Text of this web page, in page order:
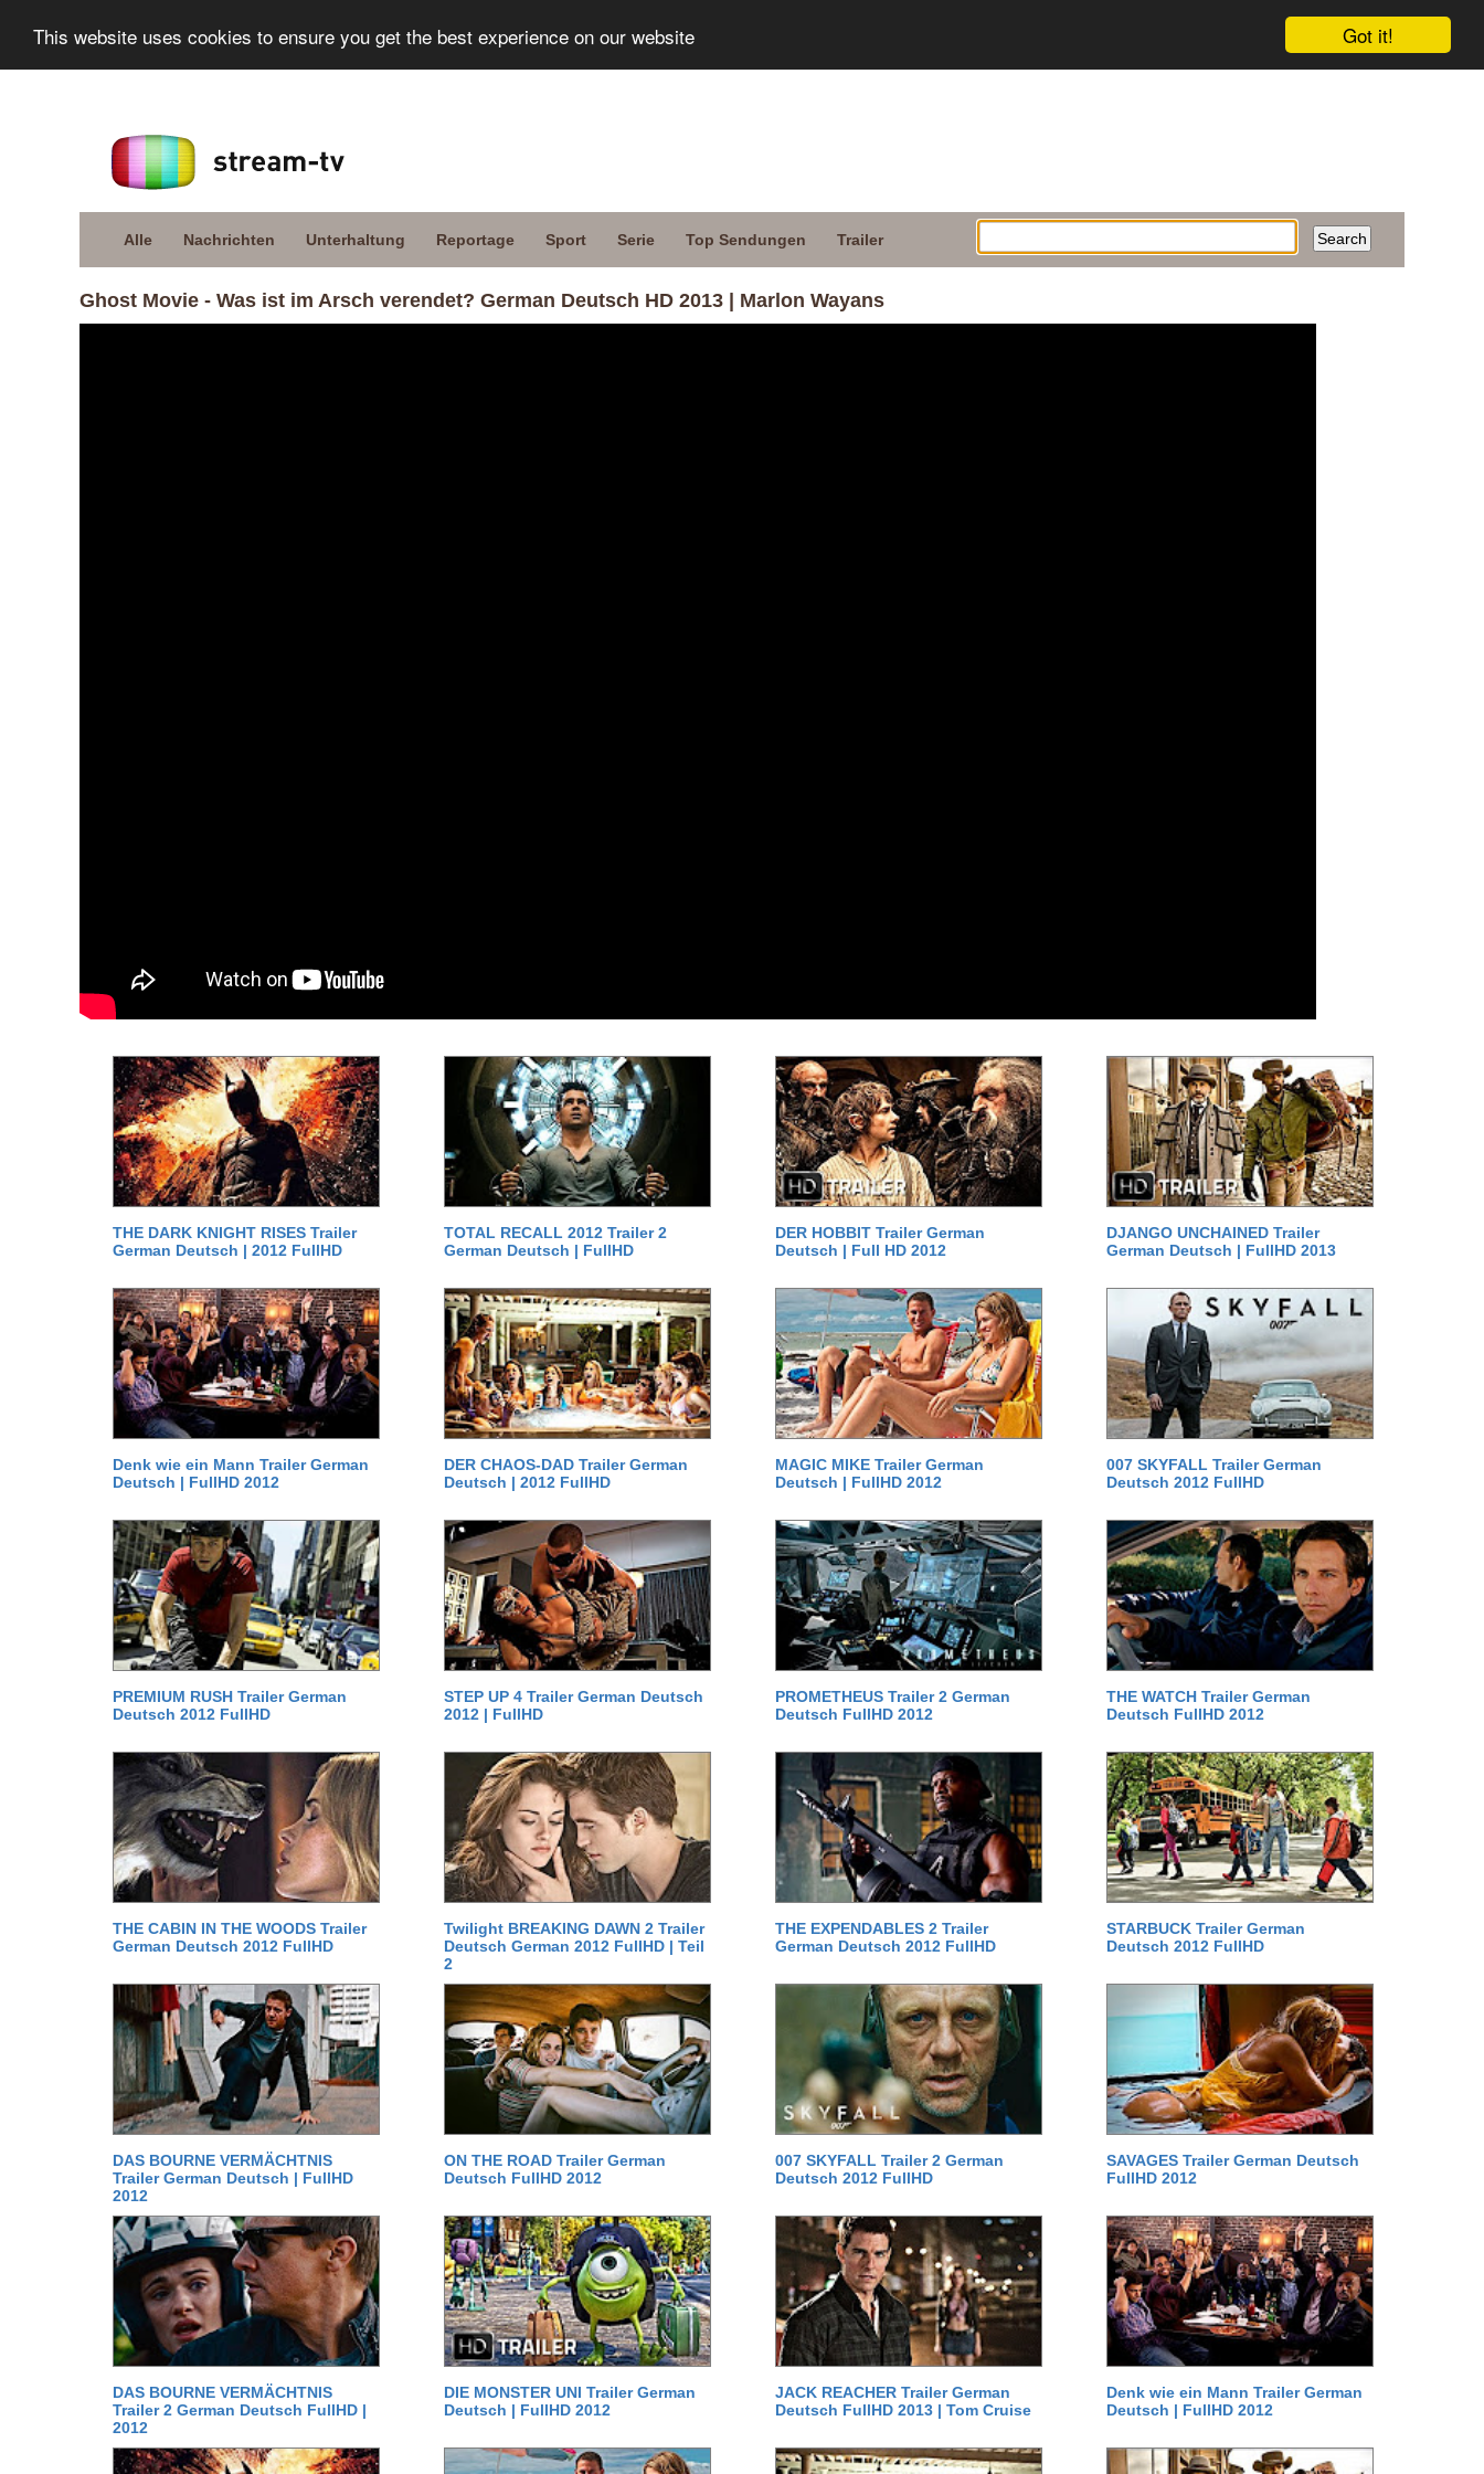
Got it!
This website uses cookies to ensure you get the best experience on our website
Alle Nachrichten Unterhaltung Reportage Sport Serie Top Sendungen Trailer
Ghost Movie - Was ist im Arsch verendet? German Deutsch HD 2013 | Marlon Wayans
THE DARK KNIGHT RISES Trailer
German Deutsch | 2012 FullHD
TOTAL RECALL 2012 Trailer 2
German Deutsch | FullHD
DER HOBBIT Trailer German
Deutsch | Full HD 2012
DJANGO UNCHAINED Trailer
German Deutsch | FullHD 2013
Denk wie ein Mann Trailer German
Deutsch | FullHD 2012
DER CHAOS-DAD Trailer German
Deutsch | 2012 FullHD
MAGIC MIKE Trailer German
Deutsch | FullHD 2012
007 SKYFALL Trailer German
Deutsch 2012 FullHD
PREMIUM RUSH Trailer German
Deutsch 2012 FullHD
STEP UP 4 Trailer German Deutsch
2012 | FullHD
PROMETHEUS Trailer 2 German
Deutsch FullHD 2012
THE WATCH Trailer German
Deutsch FullHD 2012
THE CABIN IN THE WOODS Trailer
German Deutsch 2012 FullHD
Twilight BREAKING DAWN 2 Trailer
Deutsch German 2012 FullHD | Teil
2
THE EXPENDABLES 2 Trailer
German Deutsch 2012 FullHD
STARBUCK Trailer German
Deutsch 2012 FullHD
DAS BOURNE VERMÄCHTNIS
Trailer German Deutsch | FullHD
2012
ON THE ROAD Trailer German
Deutsch FullHD 2012
007 SKYFALL Trailer 2 German
Deutsch 2012 FullHD
SAVAGES Trailer German Deutsch
FullHD 2012
DAS BOURNE VERMÄCHTNIS
Trailer 2 German Deutsch FullHD |
2012
DIE MONSTER UNI Trailer German
Deutsch | FullHD 2012
JACK REACHER Trailer German
Deutsch FullHD 2013 | Tom Cruise
Denk wie ein Mann Trailer German
Deutsch | FullHD 2012